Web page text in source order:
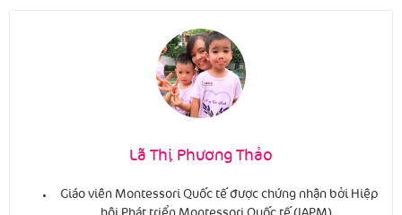
Lã Thị Phương Thảo
Giáo viên Montessori Quốc tế được chứng nhận bởi Hiệp